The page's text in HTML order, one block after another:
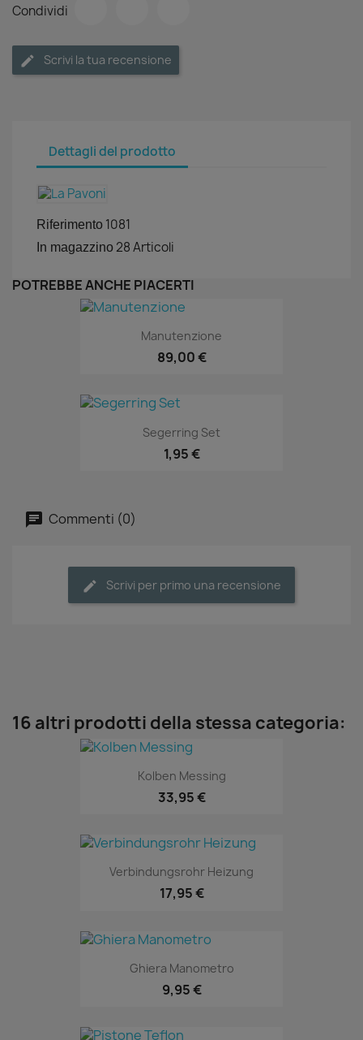
Condividi
Scrivi la tua recensione
Dettagli del prodotto
Riferimento 1081
In magazzino 28 Articoli
POTREBBE ANCHE PIACERTI
Manutenzione
89,00 €
Segerring Set
1,95 €
Commenti (0)
Scrivi per primo una recensione
16 altri prodotti della stessa categoria:
Kolben Messing
33,95 €
Verbindungsrohr Heizung
17,95 €
Ghiera Manometro
9,95 €